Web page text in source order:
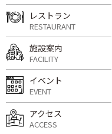
レストラン
RESTAURANT
施設案内
FACILITY
イベント
EVENT
アクセス
ACCESS